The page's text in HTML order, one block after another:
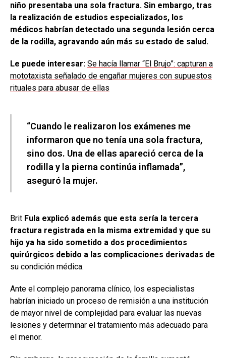
niño presentaba una sola fractura. Sin embargo, tras
la realización de estudios especializados, los
médicos habrían detectado una segunda lesión cerca
de la rodilla, agravando aún más su estado de salud.
Le puede interesar: Se hacía llamar “El Brujo”: capturan a
mototaxista señalado de engañar mujeres con supuestos
rituales para abusar de ellas
“Cuando le realizaron los exámenes me
informaron que no tenía una sola fractura,
sino dos. Una de ellas apareció cerca de la
rodilla y la pierna continúa inflamada”,
aseguró la mujer.
Brit Fula explicó además que esta sería la tercera
fractura registrada en la misma extremidad y que su
hijo ya ha sido sometido a dos procedimientos
quirúrgicos debido a las complicaciones derivadas de
su condición médica.
Ante el complejo panorama clínico, los especialistas
habrían iniciado un proceso de remisión a una institución
de mayor nivel de complejidad para evaluar las nuevas
lesiones y determinar el tratamiento más adecuado para
el menor.